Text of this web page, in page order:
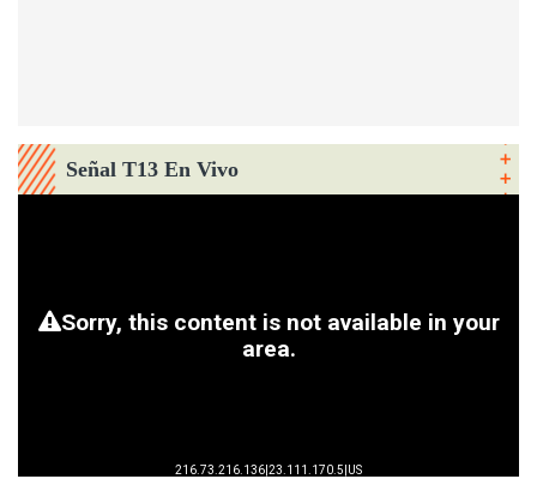
Señal T13 En Vivo